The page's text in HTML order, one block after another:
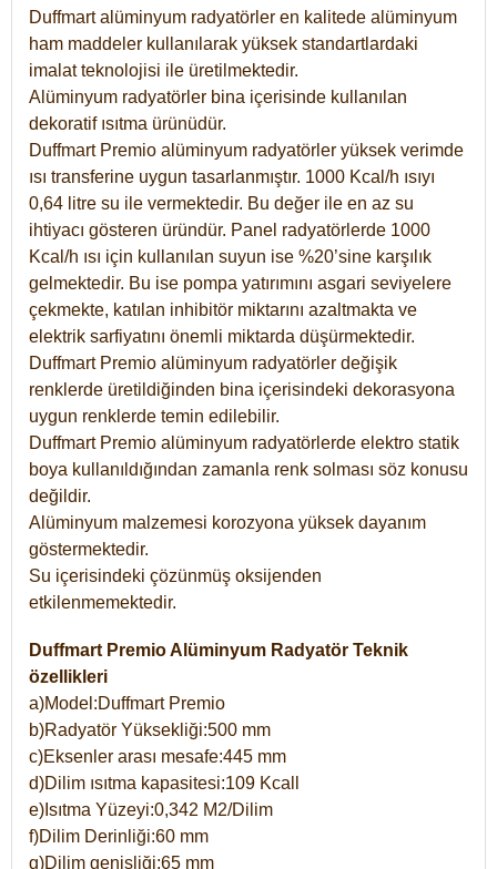
Duffmart alüminyum radyatörler en kalitede alüminyum
ham maddeler kullanılarak yüksek standartlardaki
imalat teknolojisi ile üretilmektedir.
Alüminyum radyatörler bina içerisinde kullanılan
dekoratif ısıtma ürünüdür.
Duffmart Premio alüminyum radyatörler yüksek verimde
ısı transferine uygun tasarlanmıştır. 1000 Kcal/h ısıyı
0,64 litre su ile vermektedir. Bu değer ile en az su
ihtiyacı gösteren üründür. Panel radyatörlerde 1000
Kcal/h ısı için kullanılan suyun ise %20’sine karşılık
gelmektedir. Bu ise pompa yatırımını asgari seviyelere
çekmekte, katılan inhibitör miktarını azaltmakta ve
elektrik sarfiyatını önemli miktarda düşürmektedir.
Duffmart Premio alüminyum radyatörler değişik
renklerde üretildiğinden bina içerisindeki dekorasyona
uygun renklerde temin edilebilir.
Duffmart Premio alüminyum radyatörlerde elektro statik
boya kullanıldığından zamanla renk solması söz konusu
değildir.
Alüminyum malzemesi korozyona yüksek dayanım
göstermektedir.
Su içerisindeki çözünmüş oksijenden
etkilenmemektedir.
Duffmart Premio Alüminyum Radyatör Teknik
özellikleri
a)Model:Duffmart Premio
b)Radyatör Yüksekliği:500 mm
c)Eksenler arası mesafe:445 mm
d)Dilim ısıtma kapasitesi:109 Kcall
e)Isıtma Yüzeyi:0,342 M2/Dilim
f)Dilim Derinliği:60 mm
g)Dilim genişliği:65 mm